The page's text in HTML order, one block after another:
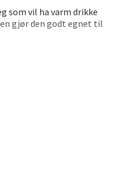
som vil ha varm drikke
gjør den godt egnet til
design med et